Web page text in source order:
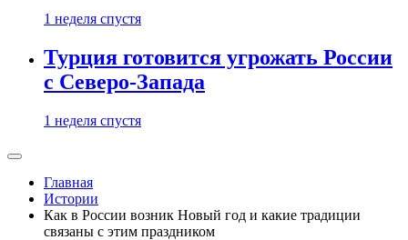
1 неделя спустя
Турция готовится угрожать России
с Северо-Запада
1 неделя спустя
Главная
Истории
Как в России возник Новый год и какие традиции
связаны с этим праздником